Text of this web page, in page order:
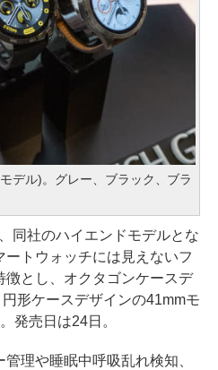
デル)。グレー、ブラック、ブラ
同社のハイエンドモデルとな
トウォッチには見えないフ
徴とし、オクタゴンケースデ
形ケースデザインの41mmモ
発売日は24日。
理や睡眠中呼吸乱れ検知、